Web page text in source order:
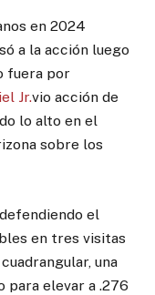
en 2024
a la acción luego
fuera por
Jr.vio acción de
lo alto en el
sobre los
el
en tres visitas
una
para elevar a .276